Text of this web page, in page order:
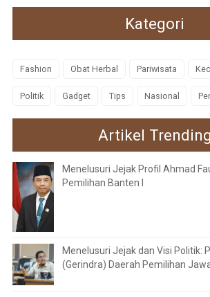
Kategori
Fashion Obat Herbal Pariwisata
Politik Gadget Tips Nasional
Artikel Trending
Menelusuri Jejak Profil Ahmad
Pemilihan Banten I
Menelusuri Jejak dan Visi Politik:
(Gerindra) Daerah Pemilihan Jawa